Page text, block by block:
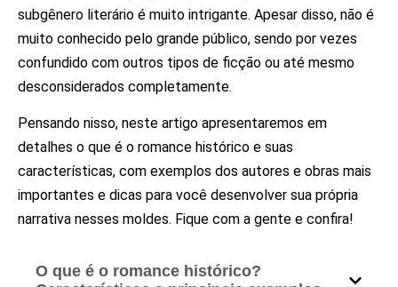
subgênero literário é muito intrigante. Apesar disso, não é
muito conhecido pelo grande público, sendo por vezes
confundido com outros tipos de ficção ou até mesmo
desconsiderados completamente.
Pensando nisso, neste artigo apresentaremos em
detalhes o que é o romance histórico e suas
características, com exemplos dos autores e obras mais
importantes e dicas para você desenvolver sua própria
narrativa nesses moldes. Fique com a gente e confira!
O que é o romance histórico?